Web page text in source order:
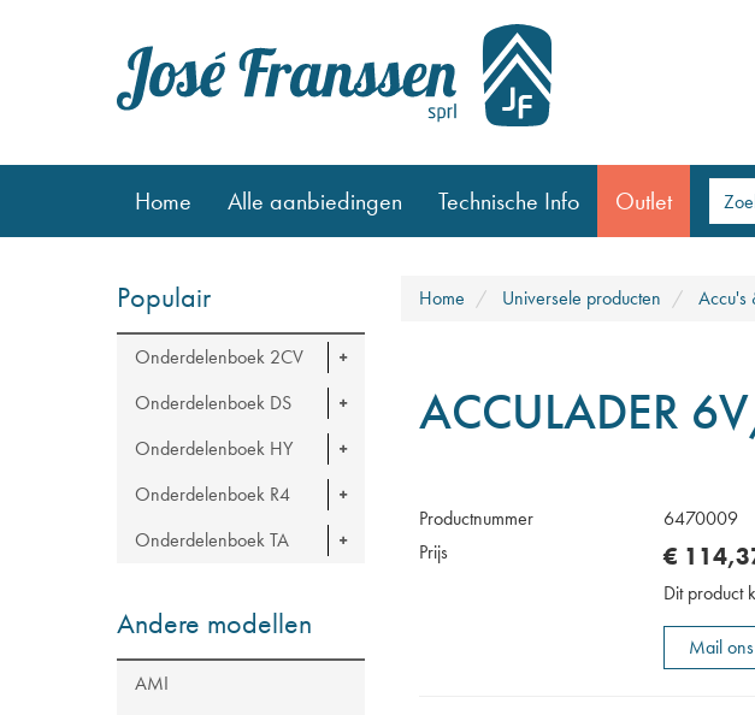
Home Alle aanbiedingen Technische Info Outlet
Populair
Onderdelenboek 2CV
Onderdelenboek DS
Onderdelenboek HY
Onderdelenboek R4
Onderdelenboek TA
Andere modellen
AMI
Home Universele producten Accu's
ACCULADER
Productnummer
6470009
Prijs
€ 114,
Dit product
Mail ons